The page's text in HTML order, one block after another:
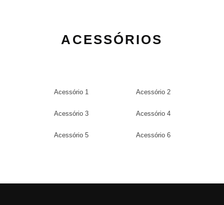
ACESSÓRIOS
Acessório 1 Acessório 2
Acessório 3 Acessório 4
Acessório 5 Acessório 6